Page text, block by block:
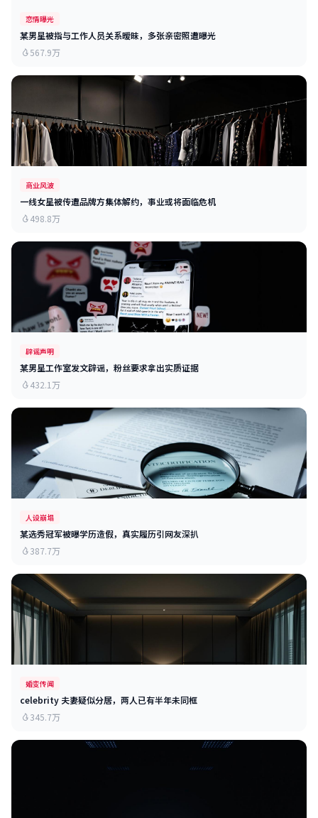
恋情曝光
某男星被指与工作人员关系暧昧，多张亲密照遭曝光
567.9万
商业风波
一线女星被传遭品牌方集体解约，事业或将面临危机
498.8万
辟谣声明
某男星工作室发文辟谣，粉丝要求拿出实质证据
432.1万
人设崩塌
某选秀冠军被曝学历造假，真实履历引网友深扒
387.7万
婚变传闻
celebrity 夫妻疑似分居，两人已有半年未同框
345.7万